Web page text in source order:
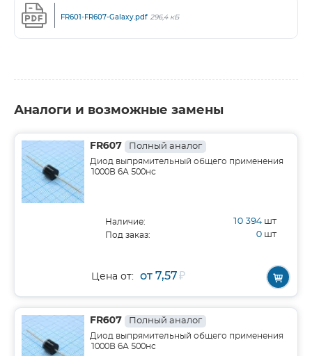
FR601-FR607-Galaxy.pdf 296,4 кБ
Аналоги и возможные замены
FR607 Полный аналог
Диод выпрямительный общего применения
1000В 6А 500нс
Наличие: 10 394 шт
Под заказ: 0 шт
Цена от: от 7,57₽
FR607 Полный аналог
Диод выпрямительный общего применения
1000В 6А 500нс